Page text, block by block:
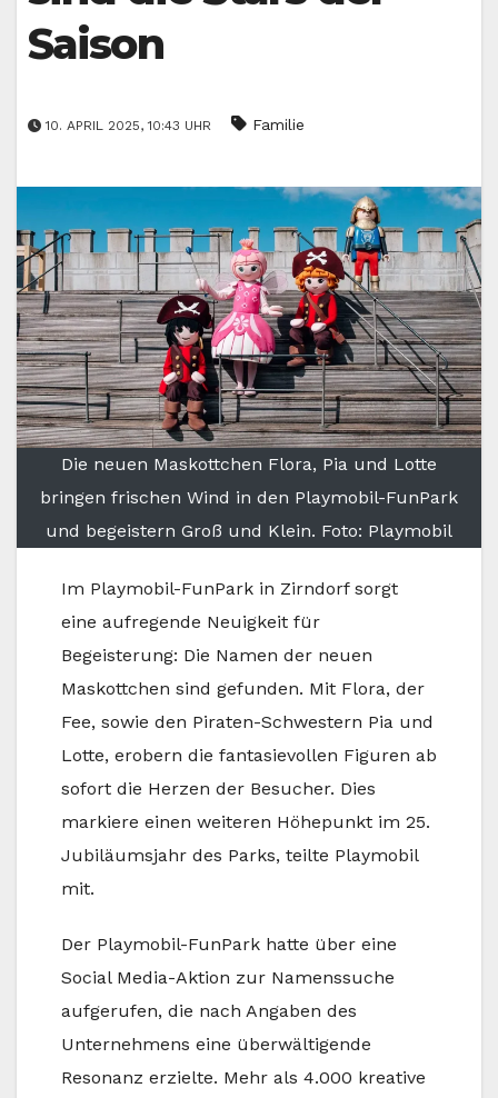
Saison
10. APRIL 2025, 10:43 UHR Familie
Die neuen Maskottchen Flora, Pia und Lotte
bringen frischen Wind in den Playmobil-FunPark
und begeistern Groß und Klein. Foto: Playmobil
Im Playmobil-FunPark in Zirndorf sorgt
eine aufregende Neuigkeit für
Begeisterung: Die Namen der neuen
Maskottchen sind gefunden. Mit Flora, der
Fee, sowie den Piraten-Schwestern Pia und
Lotte, erobern die fantasievollen Figuren ab
sofort die Herzen der Besucher. Dies
markiere einen weiteren Höhepunkt im 25.
Jubiläumsjahr des Parks, teilte Playmobil
mit.
Der Playmobil-FunPark hatte über eine
Social Media-Aktion zur Namenssuche
aufgerufen, die nach Angaben des
Unternehmens eine überwältigende
Resonanz erzielte. Mehr als 4.000 kreative